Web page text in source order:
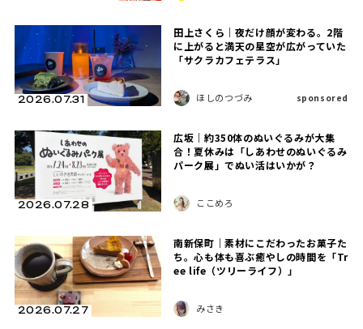
2026.07.31
田上さくら｜夜だけ顔が変わる。2階
に上がると満天の星空が広がっていた
「サクラカフェテラス」
ほしのつづみ sponsored
2026.07.28
広坂｜約350体のぬいぐるみが大集
合！夏休みは「しあわせのぬいぐるみ
パーク展」でぬい活はいかが？
ここめろ
2026.07.27
南新保町｜素材にこだわったお菓子た
ち。心も体も喜ぶ癒やしの時間を「Tr
ee life（ツリーライフ）」
みさき